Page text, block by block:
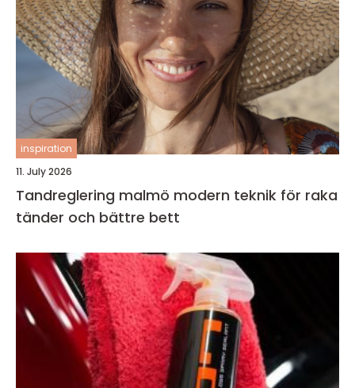
inspiration
11. July 2026
Tandreglering malmö modern teknik för raka
tänder och bättre bett